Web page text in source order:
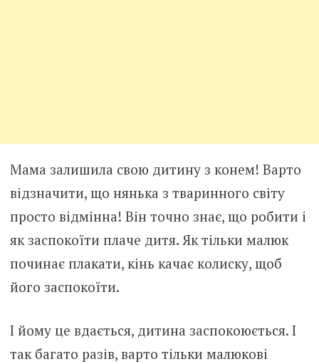
Мама залишила свою дитину з конем! Варто
відзначити, що нянька з тваринного світу
просто відмінна! Він точно знає, що робити і
як заспокоїти плаче дитя. Як тільки малюк
починає плакати, кінь качає колиску, щоб
його заспокоїти.
І йому це вдається, дитина заспокоюється. І
так багато разів, варто тільки малюкові